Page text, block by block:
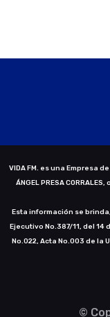
VIDA FM. es una Empresa
ÁNGEL PRESA
Esta información se
Ejecutivo No.387/11, del
No.022, Acta No.003 de la
©